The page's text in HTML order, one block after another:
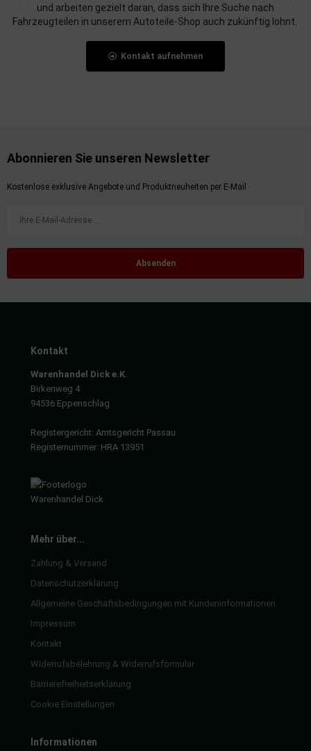
und arbeiten gezielt daran, dass sich Ihre Suche nach
Fahrzeugteilen in unserem Autoteile-Shop auch zukünftig lohnt.
Kontakt aufnehmen
Abonnieren Sie unseren Newsletter
Kostenlose exklusive Angebote und Produktneuheiten per E-Mail
Kontakt
Warenhandel Dick e.K.
Birkenweg 4
94536 Eppenschlag
Registergericht: Amtsgericht Passau
Registernummer: HRA 13951
Mehr über...
Zahlung & Versand
Datenschutzerklärung
Allgemeine Geschäftsbedingungen mit Kundeninformationen
Impressum
Kontakt
Widerrufsbelehrung & Widerrufsformular
Barrierefreiheitserklärung
Cookie Einstellungen
Informationen